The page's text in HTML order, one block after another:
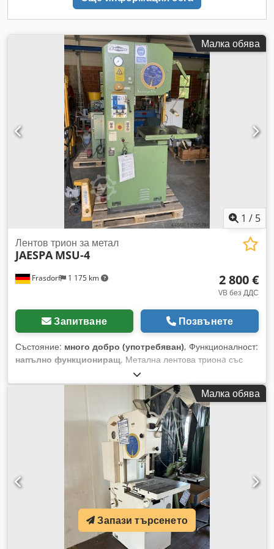
Малка обява
1 / 5
Frasdorf 1 175 km
Лентов трион за метал
JAESPA MSU-4
2 800 €
VB без ДДС
Запитване Позвънете
Състояние: много добро (употребяван), Функционалност:
напълно функциониращ, Метална лентова трионa със
заваръчно устройство за трионни ленти. Задвижващ мотор
с две скорости, безстепенно регулируеми. Dedpfx Akswt
Малка обява
Запази търсенето